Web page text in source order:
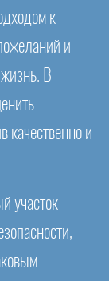
к
и
В
качественно и
участок